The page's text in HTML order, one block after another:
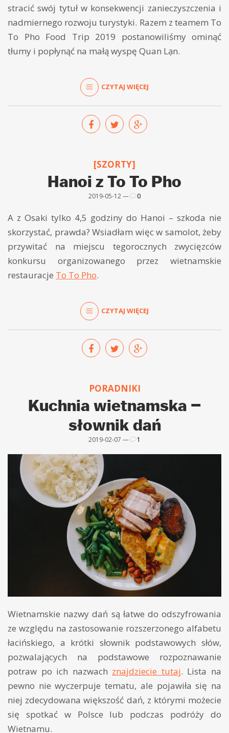
stracić swój tytuł w konsekwencji zanieczyszczenia i
nadmiernego rozwoju turystyki. Razem z teamem To
To Pho Food Trip 2019 postanowiliśmy ominąć
tłumy i popłynąć na małą wyspę Quan Lạn.
CZYTAJ WIĘCEJ
[SZORTY]
Hanoi z To To Pho
2019-05-12 — 0
A z Osaki tylko 4,5 godziny do Hanoi – szkoda nie
skorzystać, prawda? Wsiadłam więc w samolot, żeby
przywitać na miejscu tegorocznych zwycięzców
konkursu organizowanego przez wietnamskie
restauracje To To Pho.
CZYTAJ WIĘCEJ
PORADNIKI
Kuchnia wietnamska –
słownik dań
2019-02-07 — 1
Wietnamskie nazwy dań są łatwe do odszyfrowania
ze względu na zastosowanie rozszerzonego alfabetu
łacińskiego, a krótki słownik podstawowych słów,
pozwalających na podstawowe rozpoznawanie
potraw po ich nazwach znajdziecie tutaj. Lista na
pewno nie wyczerpuje tematu, ale pojawiła się na
niej zdecydowana większość dań, z którymi możecie
się spotkać w Polsce lub podczas podróży do
Wietnamu.